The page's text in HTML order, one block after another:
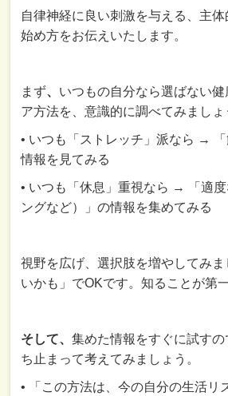
自律神経に良い刺激を与える、主
始め方をお伝えいたします。
まず、 いつもの自分なら選ばない
ア方法を、意識的に調べてみましょ
• いつも「ストレッチ」派なら →
情報を見てみる
• いつも「休息」重視なら → 「適
ングなど）」の情報を集めてみる
視野を広げ、選択肢を増やしてみ
いかも」でOKです。知ることが第
そして、集めた情報をすぐに試す
ち止まって考えてみましょう。
• 「この方法は、今の自分の生活リ